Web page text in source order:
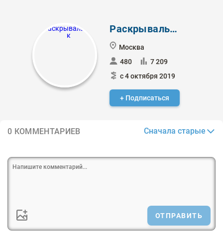
Раскрывальщик
Москва
480
7 209
с 4 октября 2019
+ Подписаться
0 КОММЕНТАРИЕВ Сначала старые
ОТПРАВИТЬ